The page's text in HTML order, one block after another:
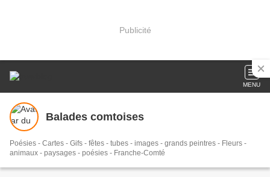
Publicité
MENU
Balades comtoises
Poésies - Cartes - Gifs - fêtes - tubes - images - grands peintres - Fleurs -
animaux - paysages - poésies - Franche-Comté